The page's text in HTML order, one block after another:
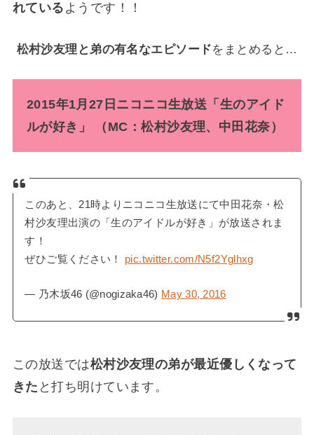
れている ようです！！
松村沙友理と弟の有名なエピソードをまとめると…
2015年1月27日ニコニコ生放送「生のアイド
ルが好き」 （MC：松村沙友理、中田花奈）
このあと、21時よりニコニコ生放送にて中田花奈・松
村沙友理出演の「生のアイドルが好き」が放送されま
す！
ぜひご覧ください！ pic.twitter.com/N5f2Yglhxg
— 乃木坂46 (@nogizaka46) May 30, 2016
この放送では松村沙友理の弟が最近優しくなって
きた と打ち明けています。